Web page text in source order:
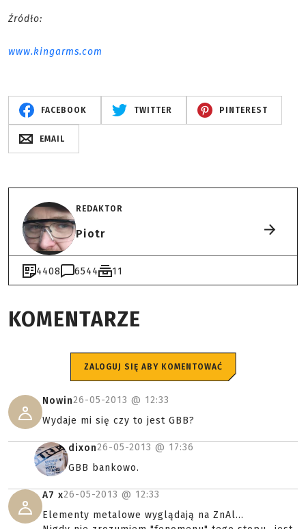
Źródło:
www.kingarms.com
FACEBOOK TWITTER PINTEREST
EMAIL
REDAKTOR
Piotr
4408 6544 11
KOMENTARZE
ZALOGUJ SIĘ ABY KOMENTOWAĆ
Nowin26-05-2013 @ 12:33
Wydaje mi się czy to jest GBB?
dixon26-05-2013 @ 17:36
GBB bankowo.
A7 x26-05-2013 @ 12:33
Elementy metalowe wyglądają na ZnAl...